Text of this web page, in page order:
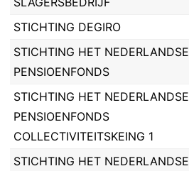
STICHTING DEGIRO
STICHTING HET NEDERLANDSE
PENSIOENFONDS
STICHTING HET NEDERLANDSE
PENSIOENFONDS
COLLECTIVITEITSKEING 1
STICHTING HET NEDERLANDSE